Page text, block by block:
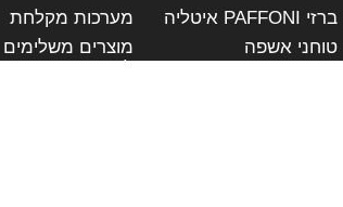
ברזי PAFFONI איטליה
טוחני אשפה
מערכות מקלחת
מוצרים משלימים